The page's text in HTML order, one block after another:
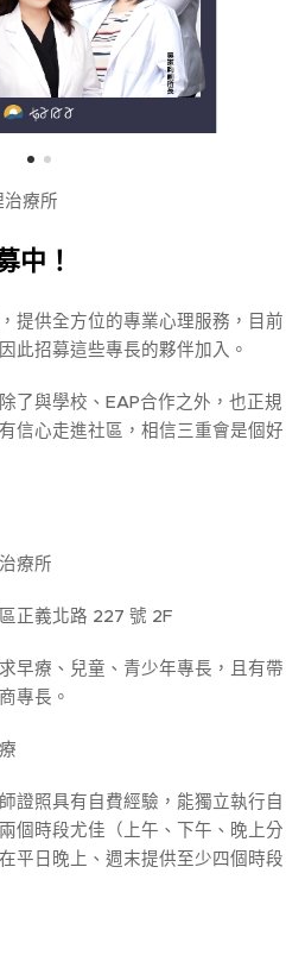
療所
中！
提供全方位的專業心理服務，目前
此招募這些專長的夥伴加入。
了與學校、EAP合作之外，也正規
信心走進社區，相信三重會是個好
療所
正義北路 227 號 2F
早療、兒童、青少年專長，且有帶
專長。
證照具有自費經驗，能獨立執行自
個時段尤佳（上午、下午、晚上分
平日晚上、週末提供至少四個時段